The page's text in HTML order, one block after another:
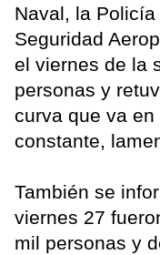
Naval, la
Seguridad
el viernes de la
personas y
curva que va
constante,
También se
viernes 27
mil personas y